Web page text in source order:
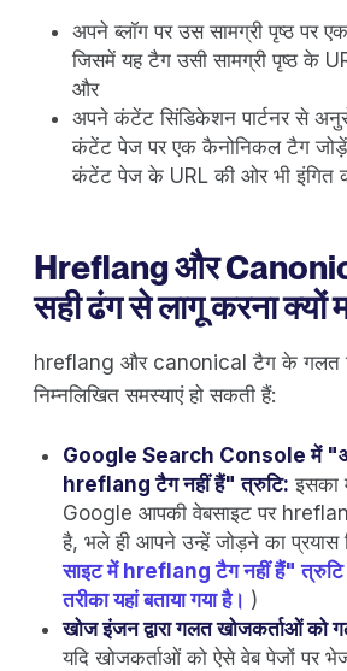
अपने ब्लॉग पर उस सामग्री पृष्ठ पर
जिसमें यह टैग उसी सामग्री पृष्ठ के
और
अपने कंटेंट सिंडिकेशन पार्टनर से
कंटेंट पेज पर एक कैनोनिकल टैग
कंटेंट पेज के URL की ओर भी इंगित
Hreflang और
सही ढंग से लागू करना क्यों
hreflang और canonical टैग के गलत
निम्नलिखित समस्याएं हो सकती हैं:
Google Search Console में
hreflang टैग नहीं हैं" त्रुटि: इसका
Google आपकी वेबसाइट पर
है, भले ही आपने उन्हें जोड़ने का प्रयास
साइट में hreflang टैग नहीं हैं" त्रुटि
तरीका यहां बताया गया है। )
खोज इंजन द्वारा गलत खोजकर्ताओं को
यदि खोजकर्ताओं को ऐसे वेब पेजों पर